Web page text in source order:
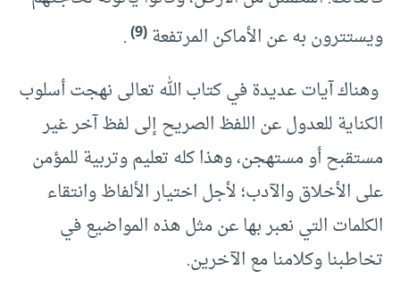
ويستترون به عن الأماكن المرتفعة (9)
.
وهناك آيات عديدة في كتاب الله تعالى نهجت أسلوب
الكناية للعدول عن اللفظ الصريح إلى لفظ آخر غير
مستقبح أو مستهجن، وهذا كله تعليم وتربية للمؤمن
على الأخلاق والآدب؛ لأجل اختيار الألفاظ وانتقاء
الكلمات التي نعبر بها عن مثل هذه المواضيع في
تخاطبنا وكلامنا مع الآخرين.